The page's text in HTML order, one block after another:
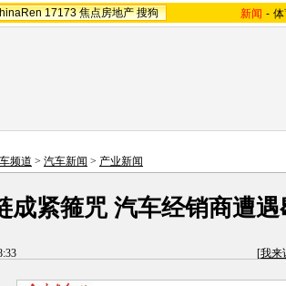
17173 焦点房地产 搜狗 新闻 -
频道 > 汽车新闻 > 产业新闻
成紧箍咒 汽车经销商遭
[我来